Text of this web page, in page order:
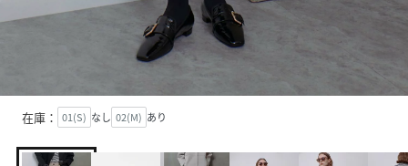
在庫： 01(S) なし 02(M) あり